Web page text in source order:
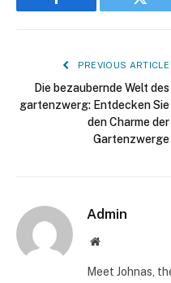
Facebook
PREVIOUS ARTICLE
Die bezaubernde Welt des
gartenzwerg: Entdecken Sie
den Charme der
Gartenzwerge
Admin
Website
Meet Johnas,